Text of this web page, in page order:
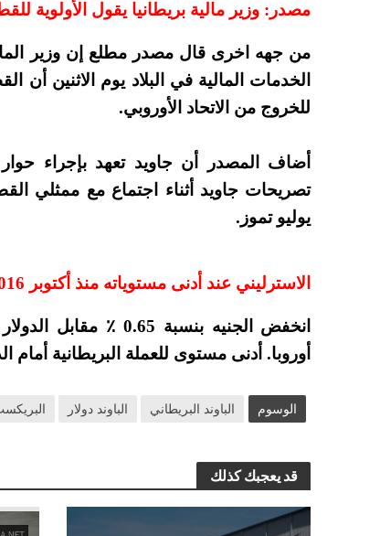
مصدر: وزير مالية بريطانيا يقول الأولوية
من جهه اخرى قال مصدر مطلع إن وزير
الخدمات المالية في البلاد يوم الاثنين أن
للخروج من الاتحاد الأوروبي.
أضاف المصدر أن جاويد تعهد بإجراء
تصريحات جاويد أثناء اجتماع مع ممثلي
يوليو تموز.
الاسترليني عند أدنى مستوياته منذ أكتوبر 2016
أوروبا. أدنى مستوى للعملة البريطانية أمام
الوسوم الباوند البريطاني الباوند دولار
قد يعجبك كذلك